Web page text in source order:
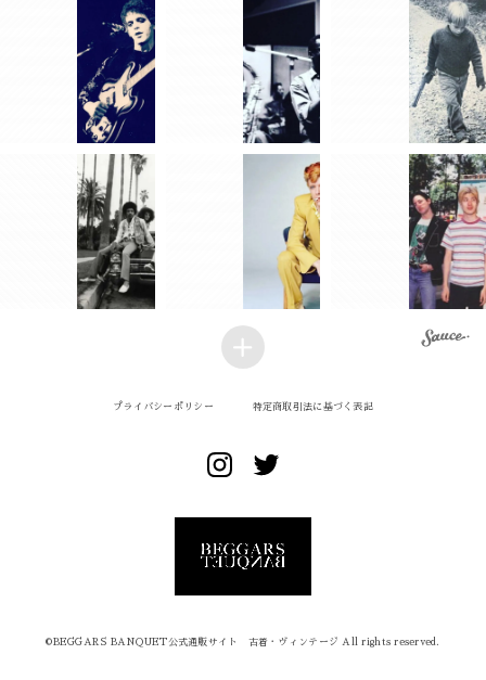
プライバシーポリシー 特定商取引法に基づく表記
©︎BEGGARS BANQUET公式通販サイト 古着・ヴィンテージ All rights reserved.